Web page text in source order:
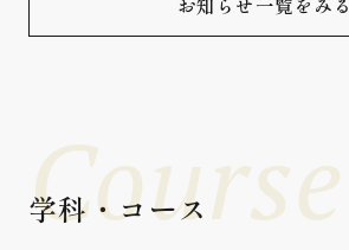
Course
学科・コース